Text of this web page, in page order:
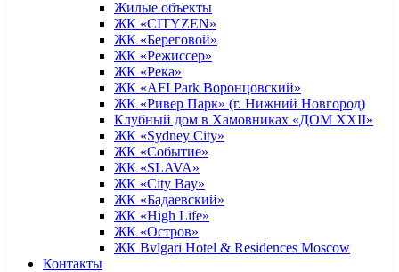
Жилые объекты
ЖК «CITYZEN»
ЖК «Береговой»
ЖК «Режиссер»
ЖК «Река»
ЖК «AFI Park Воронцовский»
ЖК «Ривер Парк» (г. Нижний Новгород)
Клубный дом в Хамовниках «ДОМ XXII»
ЖК «Sydney City»
ЖК «Событие»
ЖК «SLAVA»
ЖК «City Bay»
ЖК «Бадаевский»
ЖК «High Life»
ЖК «Остров»
ЖК Bvlgari Hotel & Residences Moscow
Контакты